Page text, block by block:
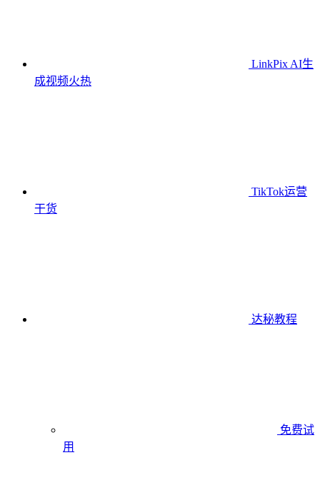
LinkPix AI生
成视频火热
TikTok运营
干货
达秘教程
免费试
用